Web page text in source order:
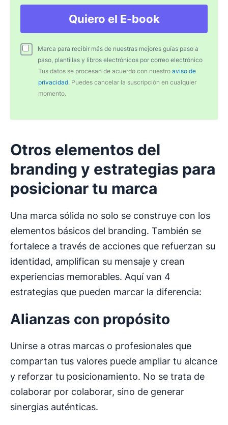
Quiero el E-book
Marca para recibir más de nuestras mejores guías paso a
paso, plantillas y libros electrónicos por correo electrónico
Tus datos se procesan de acuerdo con nuestro aviso de
privacidad. Puedes cancelar la suscripción en cualquier
momento.
Otros elementos del
branding y estrategias para
posicionar tu marca
Una marca sólida no solo se construye con los
elementos básicos del branding. También se
fortalece a través de acciones que refuerzan su
identidad, amplifican su mensaje y crean
experiencias memorables. Aquí van 4
estrategias que pueden marcar la diferencia:
Alianzas con propósito
Unirse a otras marcas o profesionales que
compartan tus valores puede ampliar tu alcance
y reforzar tu posicionamiento. No se trata de
colaborar por colaborar, sino de generar
sinergias auténticas.